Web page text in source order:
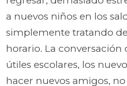
a nuevos niños en los
simplemente tratando
horario. La conversación
útiles escolares, los
hacer nuevos amigos,